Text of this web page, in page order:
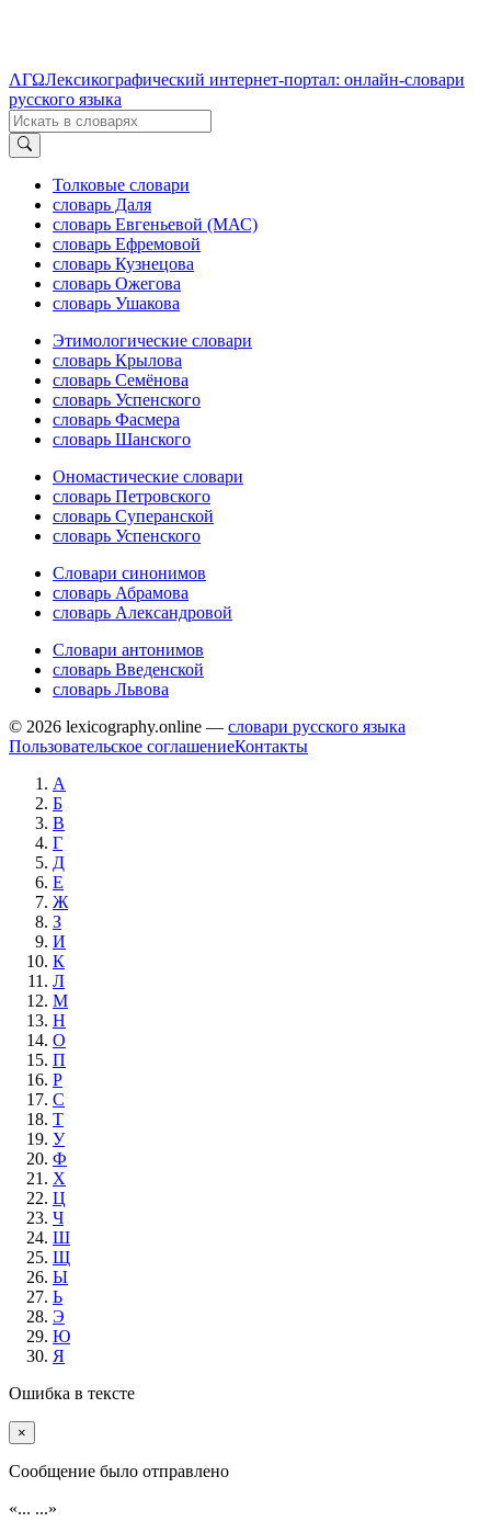
ΛΓΩЛексикографический интернет-портал: онлайн-словари
русского языка
Толковые словари
словарь Даля
словарь Евгеньевой (МАС)
словарь Ефремовой
словарь Кузнецова
словарь Ожегова
словарь Ушакова
Этимологические словари
словарь Крылова
словарь Семёнова
словарь Успенского
словарь Фасмера
словарь Шанского
Ономастические словари
словарь Петровского
словарь Суперанской
словарь Успенского
Словари синонимов
словарь Абрамова
словарь Александровой
Словари антонимов
словарь Введенской
словарь Львова
© 2026 lexicography.online — словари русского языка
Пользовательское соглашениеКонтакты
А
Б
В
Г
Д
Е
Ж
З
И
К
Л
М
Н
О
П
Р
С
Т
У
Ф
Х
Ц
Ч
Ш
Щ
Ы
Ь
Э
Ю
Я
Ошибка в тексте
×
Cообщение было отправлено
«... ...»